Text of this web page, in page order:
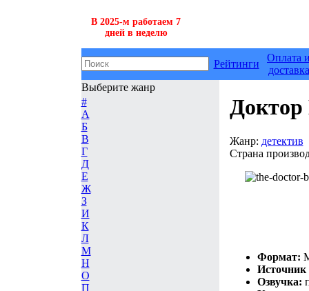
В 2025-м работаем 7
дней в неделю
Рейтинги
Оплата
доставка
Выберите жанр
#
А
Б
В
Г
Д
Е
Ж
З
И
К
Л
М
Н
О
П
Доктор
Жанр: детектив
Страна
Формат:
Источник
Озвучка: